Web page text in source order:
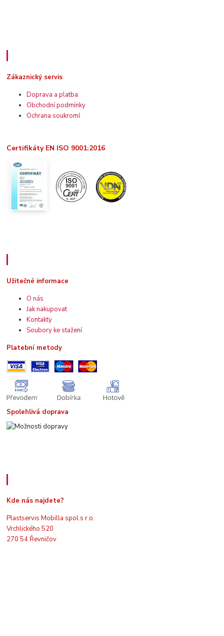
Zákaznický servis
Doprava a platba
Obchodní podmínky
Ochrana soukromí
Certifikáty EN ISO 9001:2016
Užitečné informace
O nás
Jak nakupovat
Kontakty
Soubory ke stažení
Platební metody
Spolehlivá doprava
Kde nás najdete?
Plastservis Mobilla spol.s r.o.
Vrchlického 520
270 54 Řevničov